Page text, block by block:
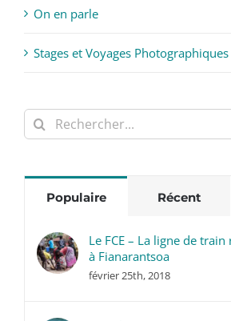
On en parle
Stages et Voyages Photographiques
Rechercher:
Populaire Récent
Le FCE – La ligne de
à Fianarantsoa
février 25th, 2018